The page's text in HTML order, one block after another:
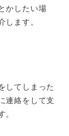
かしたい場
します。
してしまった
連絡をして支
。